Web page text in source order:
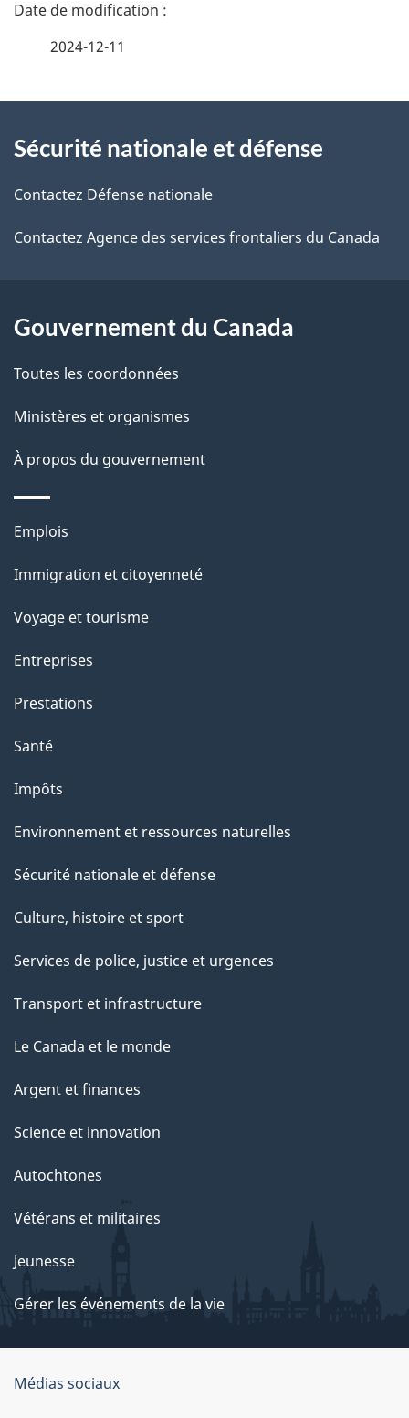
i
l
s
e
p
a
2024-12-11
propos
de
ce
Sécurité nationale et défense
Contactez Défense nationale
Contactez Agence des services frontaliers du Canada
Gouvernement du Canada
Toutes les coordonnées
Ministères et organismes
À propos du gouvernement
Thèmes
sujets
Emplois
Immigration et citoyenneté
Voyage et tourisme
Entreprises
Prestations
Santé
Impôts
Environnement et ressources naturelles
Sécurité nationale et défense
Culture, histoire et sport
Services de police, justice et urgences
Transport et infrastructure
Le Canada et le monde
Argent et finances
Science et innovation
Autochtones
Vétérans et militaires
Jeunesse
Gérer les événements de la vie
Organisation
Médias sociaux